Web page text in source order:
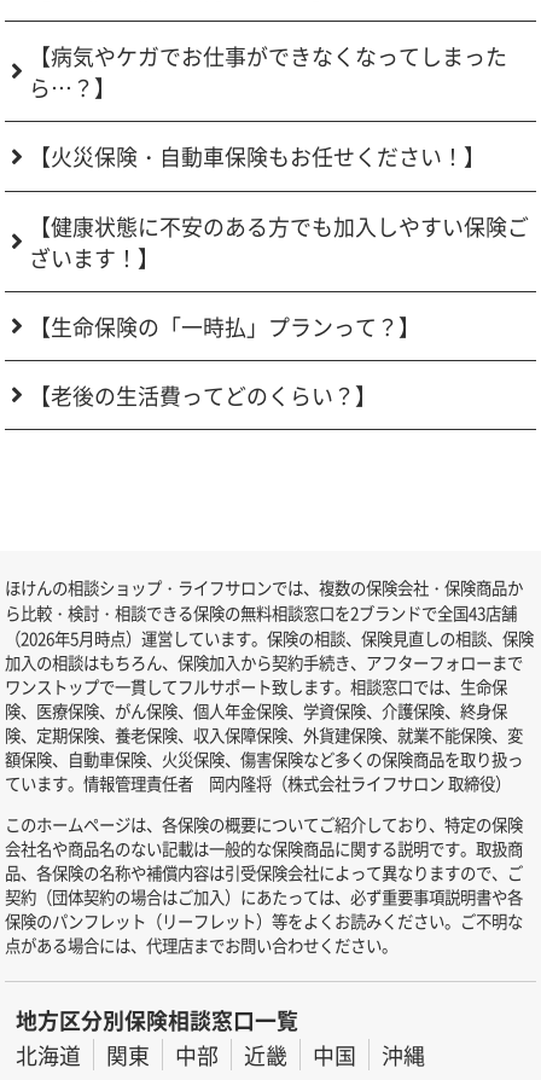
【病気やケガでお仕事ができなくなってしまった
ら…？】
【火災保険・自動車保険もお任せください！】
【健康状態に不安のある方でも加入しやすい保険ご
ざいます！】
【生命保険の「一時払」プランって？】
【老後の生活費ってどのくらい？】
ほけんの相談ショップ・ライフサロンでは、複数の保険会社・保険商品か
ら比較・検討・相談できる保険の無料相談窓口を2ブランドで全国43店舗
（2026年5月時点）運営しています。保険の相談、保険見直しの相談、保険
加入の相談はもちろん、保険加入から契約手続き、アフターフォローまで
ワンストップで一貫してフルサポート致します。相談窓口では、生命保
険、医療保険、がん保険、個人年金保険、学資保険、介護保険、終身保
険、定期保険、養老保険、収入保障保険、外貨建保険、就業不能保険、変
額保険、自動車保険、火災保険、傷害保険など多くの保険商品を取り扱っ
ています。情報管理責任者 岡内隆将（株式会社ライフサロン 取締役）
このホームページは、各保険の概要についてご紹介しており、特定の保険
会社名や商品名のない記載は一般的な保険商品に関する説明です。取扱商
品、各保険の名称や補償内容は引受保険会社によって異なりますので、ご
契約（団体契約の場合はご加入）にあたっては、必ず重要事項説明書や各
保険のパンフレット（リーフレット）等をよくお読みください。ご不明な
点がある場合には、代理店までお問い合わせください。
地方区分別保険相談窓口一覧
北海道
関東 中部 近畿 中国
沖縄